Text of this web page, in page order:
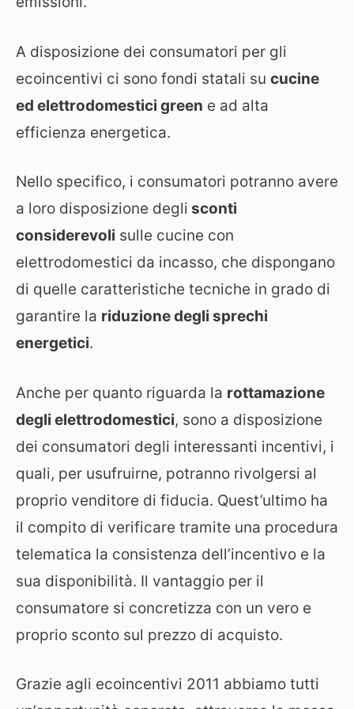
A disposizione dei consumatori per gli
ecoincentivi ci sono fondi statali su cucine
ed elettrodomestici green e ad alta
efficienza energetica.
Nello specifico, i consumatori potranno avere
a loro disposizione degli sconti
considerevoli sulle cucine con
elettrodomestici da incasso, che dispongano
di quelle caratteristiche tecniche in grado di
garantire la riduzione degli sprechi
energetici.
Anche per quanto riguarda la rottamazione
degli elettrodomestici, sono a disposizione
dei consumatori degli interessanti incentivi, i
quali, per usufruirne, potranno rivolgersi al
proprio venditore di fiducia. Quest’ultimo ha
il compito di verificare tramite una procedura
telematica la consistenza dell’incentivo e la
sua disponibilità. Il vantaggio per il
consumatore si concretizza con un vero e
proprio sconto sul prezzo di acquisto.
Grazie agli ecoincentivi 2011 abbiamo tutti